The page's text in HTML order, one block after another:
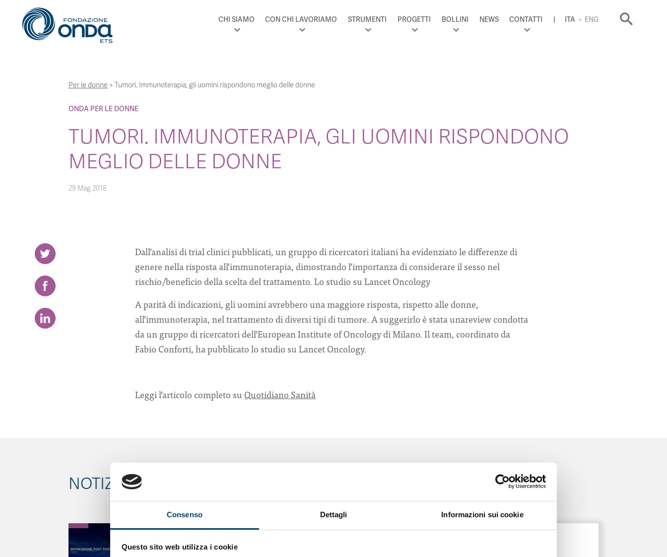
Consenso Dettagli Informazioni sui cookie
Questo sito web utilizza i cookie
CHI SIAMO CON CHI LAVORIAMO STRUMENTI PROGETTI BOLLINI NEWS CONTATTI ITA ENG search
Per le donne > Tumori. Immunoterapia, gli uomini rispondono meglio delle donne
ONDA PER LE DONNE
TUMORI. IMMUNOTERAPIA, GLI UOMINI RISPONDONO
MEGLIO DELLE DONNE
29 Mag 2018
Dall’analisi di trial clinici pubblicati, un gruppo di ricercatori italiani ha evidenziato le differenze di
genere nella risposta all’immunoterapia, dimostrando l’importanza di considerare il sesso nel
rischio/beneficio della scelta del trattamento. Lo studio su Lancet Oncology
A parità di indicazioni, gli uomini avrebbero una maggiore risposta, rispetto alle donne,
all’immunoterapia, nel trattamento di diversi tipi di tumore. A suggerirlo è stata unareview condotta
da un gruppo di ricercatori dell’European Institute of Oncology di Milano. Il team, coordinato da
Fabio Conforti, ha pubblicato lo studio su Lancet Oncology.
Leggi l’articolo completo suQuotidiano Sanità
NOTIZIE CORRELATE